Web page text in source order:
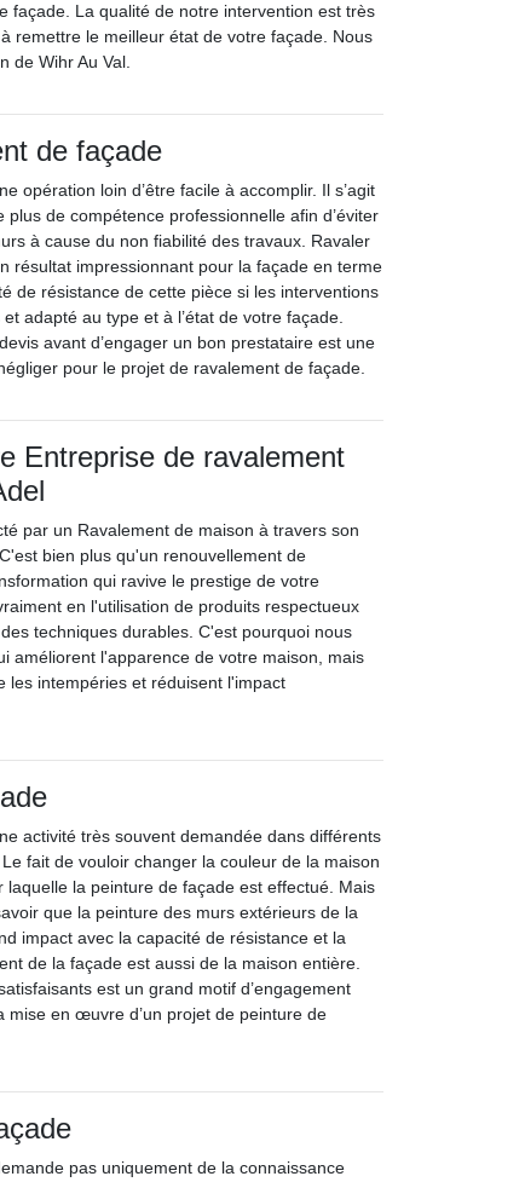
façade. La qualité de notre intervention est très
remettre le meilleur état de votre façade. Nous
de Wihr Au Val.
de façade
opération loin d’être facile à accomplir. Il s’agit
plus de compétence professionnelle afin d’éviter
à cause du non fiabilité des travaux. Ravaler
résultat impressionnant pour la façade en terme
de résistance de cette pièce si les interventions
adapté au type et à l’état de votre façade.
avant d’engager un bon prestataire est une
pour le projet de ravalement de façade.
Entreprise de ravalement
par un Ravalement de maison à travers son
bien plus qu'un renouvellement de
qui ravive le prestige de votre
en l'utilisation de produits respectueux
techniques durables. C'est pourquoi nous
améliorent l'apparence de votre maison, mais
les intempéries et réduisent l'impact
activité très souvent demandée dans différents
fait de vouloir changer la couleur de la maison
laquelle la peinture de façade est effectué. Mais
que la peinture des murs extérieurs de la
impact avec la capacité de résistance et la
de la façade est aussi de la maison entière.
est un grand motif d’engagement
mise en œuvre d’un projet de peinture de
pas uniquement de la connaissance